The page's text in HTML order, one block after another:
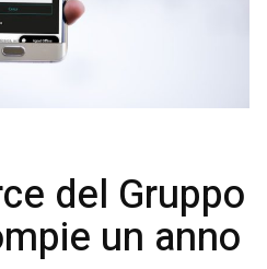
del Gruppo
un anno